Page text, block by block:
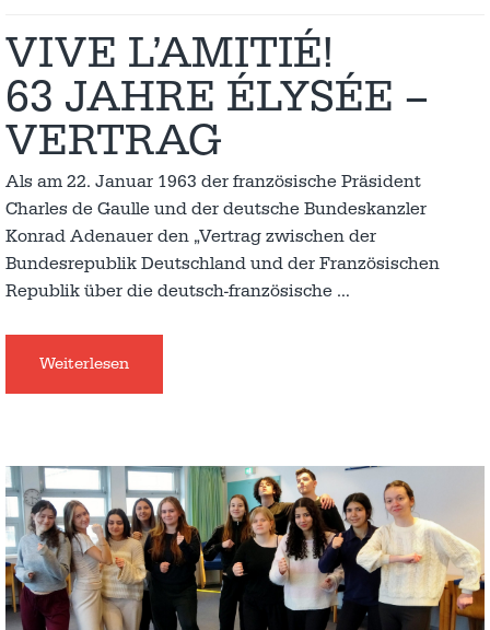
VIVE L’AMITIÉ!
63 JAHRE ÉLYSÉE –
VERTRAG
Als am 22. Januar 1963 der französische Präsident
Charles de Gaulle und der deutsche Bundeskanzler
Konrad Adenauer den „Vertrag zwischen der
Bundesrepublik Deutschland und der Französischen
Republik über die deutsch-französische …
Weiterlesen